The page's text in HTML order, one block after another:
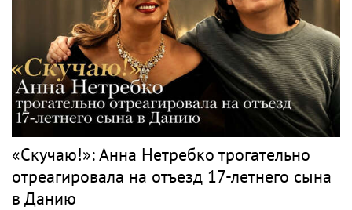
«Скучаю!»: Анна Нетребко трогательно
отреагировала на отъезд 17-летнего сына
в Данию